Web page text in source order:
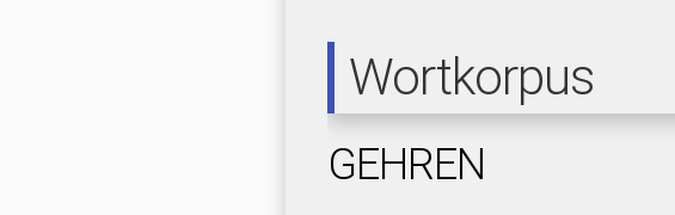
Wortkorpus
GEHREN